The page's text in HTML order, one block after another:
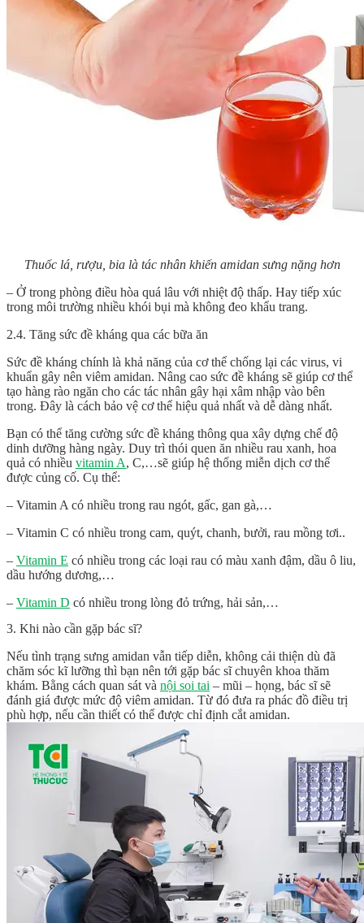
Thuốc lá, rượu, bia là tác nhân khiến amidan sưng nặng hơn
– Ở trong phòng điều hòa quá lâu với nhiệt độ thấp. Hay tiếp xúc
trong môi trường nhiều khói bụi mà không đeo khẩu trang.
2.4. Tăng sức đề kháng qua các bữa ăn
Sức đề kháng chính là khả năng của cơ thể chống lại các virus, vi
khuẩn gây nên viêm amidan. Nâng cao sức đề kháng sẽ giúp cơ thể
tạo hàng rào ngăn cho các tác nhân gây hại xâm nhập vào bên
trong. Đây là cách bảo vệ cơ thể hiệu quả nhất và dễ dàng nhất.
Bạn có thể tăng cường sức đề kháng thông qua xây dựng chế độ
dinh dưỡng hàng ngày. Duy trì thói quen ăn nhiều rau xanh, hoa
quả có nhiều vitamin A, C,…sẽ giúp hệ thống miễn dịch cơ thể
được củng cố. Cụ thể:
– Vitamin A có nhiều trong rau ngót, gấc, gan gà,…
– Vitamin C có nhiều trong cam, quýt, chanh, bưởi, rau mồng tơi..
– Vitamin E có nhiều trong các loại rau có màu xanh đậm, dầu ô liu,
dầu hướng dương,…
– Vitamin D có nhiều trong lòng đỏ trứng, hải sản,…
3. Khi nào cần gặp bác sĩ?
Nếu tình trạng sưng amidan vẫn tiếp diễn, không cải thiện dù đã
chăm sóc kĩ lưỡng thì bạn nên tới gặp bác sĩ chuyên khoa thăm
khám. Bằng cách quan sát và nội soi tai – mũi – họng, bác sĩ sẽ
đánh giá được mức độ viêm amidan. Từ đó đưa ra phác đồ điều trị
phù hợp, nếu cần thiết có thể được chỉ định cắt amidan.